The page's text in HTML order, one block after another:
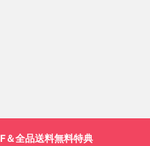
39% 割引！
＆全品送料無料特典